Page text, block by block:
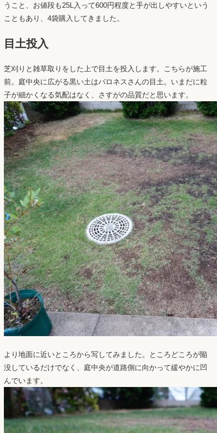
うこと、お値段も25L入って600円程度と手が出しやすいという
こともあり、4袋購入してきました。
目土投入
芝刈りと雑草取りをした上で目土を投入します。こちらが施工
前。庭中央に広がる黒い土はバロネスさんの目土。いまだに粒
子が細かくなる気配はなく、さすがの品質だと思います。
より地面に近いところから写してみました。ところどころが陥
没しているだけでなく、庭中央が道路側に向かって緩やかに凹
んでいます。